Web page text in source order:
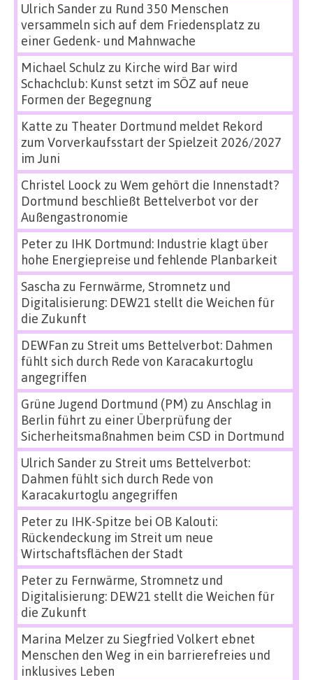
Ulrich Sanderzu Rund 350 Menschen
versammeln sich auf dem Friedensplatz zu
einer Gedenk- und Mahnwache
Michael Schulz zu Kirche wird Bar wird
Schachclub: Kunst setzt im SÖZ auf neue
Formen der Begegnung
Katte zu Theater Dortmund meldet Rekord
zum Vorverkaufsstart der Spielzeit 2026/2027
im Juni
Christel Loock zu Wem gehört die Innenstadt?
Dortmund beschließt Bettelverbot vor der
Außengastronomie
Peterzu IHK Dortmund: Industrie klagt über
hohe Energiepreise und fehlende Planbarkeit
Sascha zu Fernwärme, Stromnetz und
Digitalisierung: DEW21 stellt die Weichen für
die Zukunft
DEWFan zu Streit ums Bettelverbot: Dahmen
fühlt sich durch Rede von Karacakurtoglu
angegriffen
Grüne Jugend Dortmund (PM) zu Anschlag in
Berlin führt zu einer Überprüfung der
Sicherheitsmaßnahmen beim CSD in Dortmund
Ulrich Sanderzu Streit ums Bettelverbot:
Dahmen fühlt sich durch Rede von
Karacakurtoglu angegriffen
Peterzu IHK-Spitze bei OB Kalouti:
Rückendeckung im Streit um neue
Wirtschaftsflächen der Stadt
Peterzu Fernwärme, Stromnetz und
Digitalisierung: DEW21 stellt die Weichen für
die Zukunft
Marina Melzerzu Siegfried Volkert ebnet
Menschen den Weg in ein barrierefreies und
inklusives Leben